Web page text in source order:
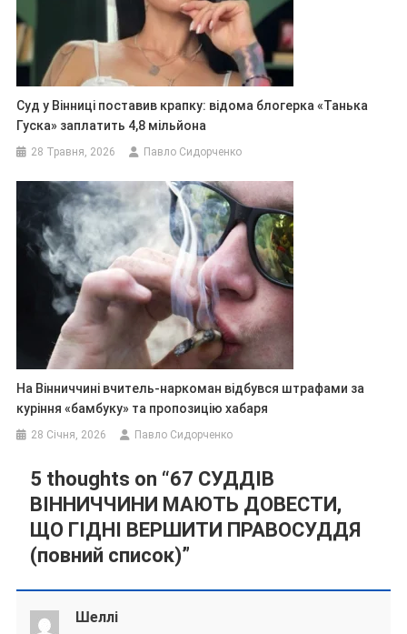
Суд у Вінниці поставив крапку: відома блогерка «Танька
Гуска» заплатить 4,8 мільйона
28 Травня, 2026 Павло Сидорченко
На Вінниччині вчитель-наркоман відбувся штрафами за
куріння «бамбуку» та пропозицію хабаря
28 Січня, 2026 Павло Сидорченко
5 thoughts on “67 СУДДІВ
ВІННИЧЧИНИ МАЮТЬ ДОВЕСТИ,
ЩО ГІДНІ ВЕРШИТИ ПРАВОСУДДЯ
(повний список)”
Шеллі